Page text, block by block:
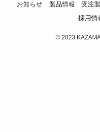
お知らせ 製品情報 受注
採用情
©2023